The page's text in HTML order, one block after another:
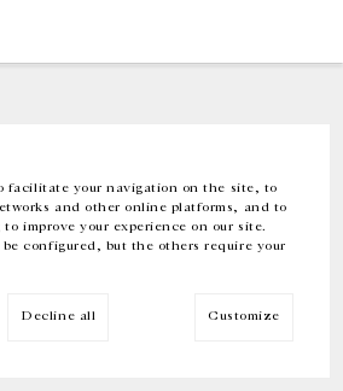
facilitate your navigation on the site, to
and other online platforms, and to
improve your experience on our site.
configured, but the others require your
Decline all Customize
Instagram